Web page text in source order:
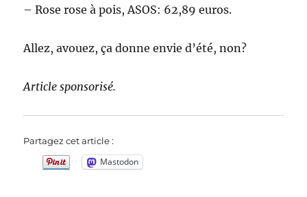
– Rose rose à pois, ASOS: 62,89 euros.
Allez, avouez, ça donne envie d’été, non?
Article sponsorisé.
Partagez cet article :
Mastodon